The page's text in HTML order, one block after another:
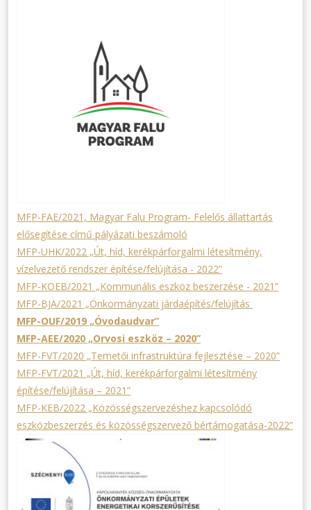
MFP-FAE/2021, Magyar Falu Program- Felelős állattartás
elősegítése című pályázati beszámoló
MFP-UHK/2022 „Út, híd, kerékpárforgalmi létesítmény,
vízelvezető rendszer építése/felújítása - 2022”
MFP-KOEB/2021 „Kommunális eszköz beszerzése - 2021”
MFP-BJA/2021 „Önkormányzati járdaépítés/felújítás
MFP-OUF/2019 „Óvodaudvar”
MFP-AEE/2020 „Orvosi eszköz – 2020”
MFP-FVT/2020 „Temetői infrastruktúra fejlesztése – 2020”
MFP-FVT/2021 „Út, híd, kerékpárforgalmi létesítmény
építése/felújítása – 2021”
MFP-KEB/2022 „Közösségszervezéshez kapcsolódó
eszközbeszerzés és közösségszervező bértámogatása-2022”